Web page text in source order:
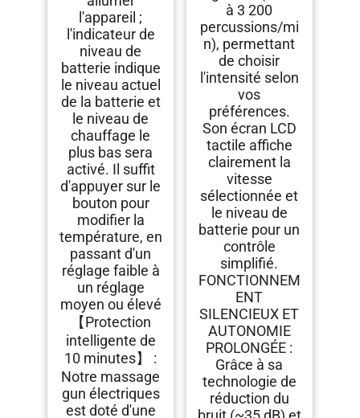
l'appareil ;
l'indicateur de
niveau de
batterie indique
le niveau actuel
de la batterie et
le niveau de
chauffage le
plus bas sera
activé. Il suffit
d'appuyer sur le
bouton pour
modifier la
température, en
passant d'un
réglage faible à
un réglage
moyen ou élevé
【Protection
intelligente de
10 minutes】 :
Notre massage
gun électriques
est doté d'une
à 3 200
percussions/mi
n), permettant
de choisir
l'intensité selon
vos
préférences.
Son écran LCD
tactile affiche
clairement la
vitesse
sélectionnée et
le niveau de
batterie pour un
contrôle
simplifié.
FONCTIONNEM
ENT
SILENCIEUX ET
AUTONOMIE
PROLONGÉE :
Grâce à sa
technologie de
réduction du